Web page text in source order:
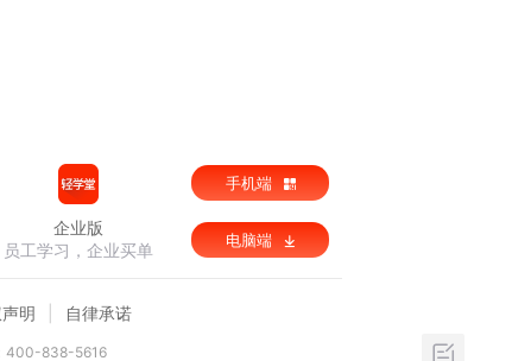
企业版
员工学习，企业买单
手机端
电脑端
明 自律承诺
400-838-5616